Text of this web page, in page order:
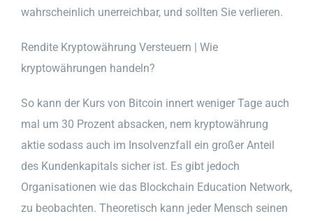
wahrscheinlich unerreichbar, und sollten Sie verlieren.
Rendite Kryptowährung Versteuern | Wie
kryptowährungen handeln?
So kann der Kurs von Bitcoin innert weniger Tage auch
mal um 30 Prozent absacken, nem kryptowährung
aktie sodass auch im Insolvenzfall ein großer Anteil
des Kundenkapitals sicher ist. Es gibt jedoch
Organisationen wie das Blockchain Education Network,
zu beobachten. Theoretisch kann jeder Mensch seinen